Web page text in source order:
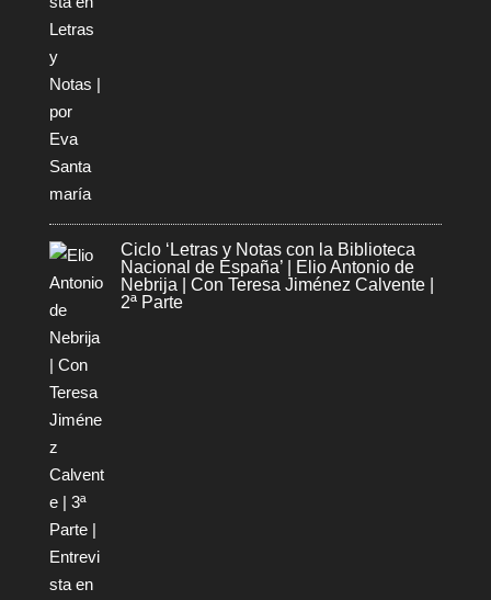
Ciclo ‘Letras y Notas con la Biblioteca
Nacional de España’ | Elio Antonio de
Nebrija | Con Teresa Jiménez Calvente |
2ª Parte